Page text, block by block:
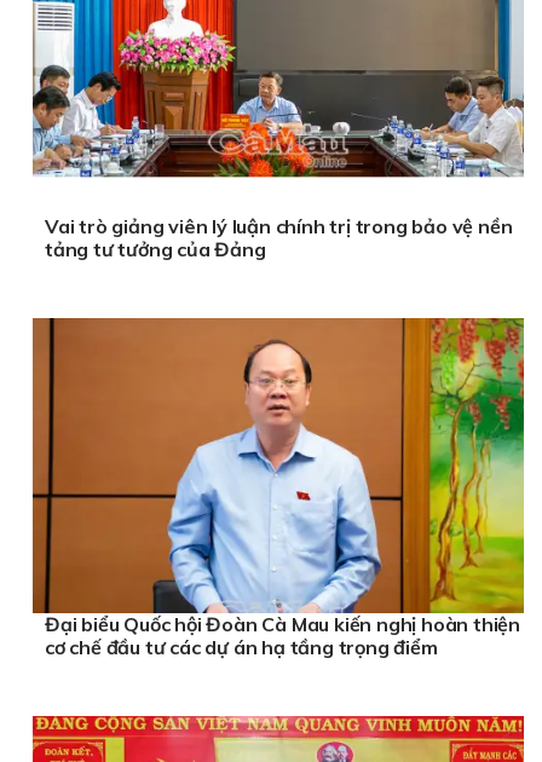
Vai trò giảng viên lý luận chính trị trong bảo vệ nền
tảng tư tưởng của Đảng
Đại biểu Quốc hội Đoàn Cà Mau kiến nghị hoàn thiện
cơ chế đầu tư các dự án hạ tầng trọng điểm